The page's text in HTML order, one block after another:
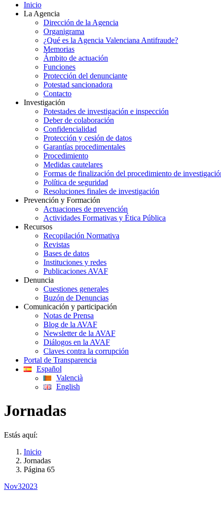
Inicio
La Agencia
Dirección de la Agencia
Organigrama
¿Qué es la Agencia Valenciana Antifraude?
Memorias
Ámbito de actuación
Funciones
Protección del denunciante
Potestad sancionadora
Contacto
Investigación
Potestades de investigación e inspección
Deber de colaboración
Confidencialidad
Protección y cesión de datos
Garantías procedimentales
Procedimiento
Medidas cautelares
Formas de finalización del procedimiento de
Política de seguridad
Resoluciones finales de investigación
Prevención y Formación
Actuaciones de prevención
Actividades Formativas y Ética Pública
Recursos
Recopilación Normativa
Revistas
Bases de datos
Instituciones y redes
Publicaciones AVAF
Denuncia
Cuestiones generales
Buzón de Denuncias
Comunicación y participación
Notas de Prensa
Blog de la AVAF
Newsletter de la AVAF
Diálogos en la AVAF
Claves contra la corrupción
Portal de Transparencia
Español
Valencià
English
Jornadas
Estás aquí:
Inicio
Jornadas
Página 65
Nov32023